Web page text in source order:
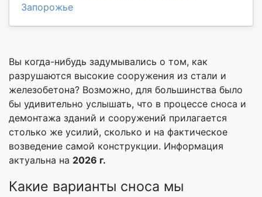
Запорожье
Вы когда-нибудь задумывались о том, как
разрушаются высокие сооружения из стали и
железобетона? Возможно, для большинства было
бы удивительно услышать, что в процессе сноса и
демонтажа зданий и сооружений прилагается
столько же усилий, сколько и на фактическое
возведение самой конструкции. Информация
актуальна на 2026 г.
Какие варианты сноса мы